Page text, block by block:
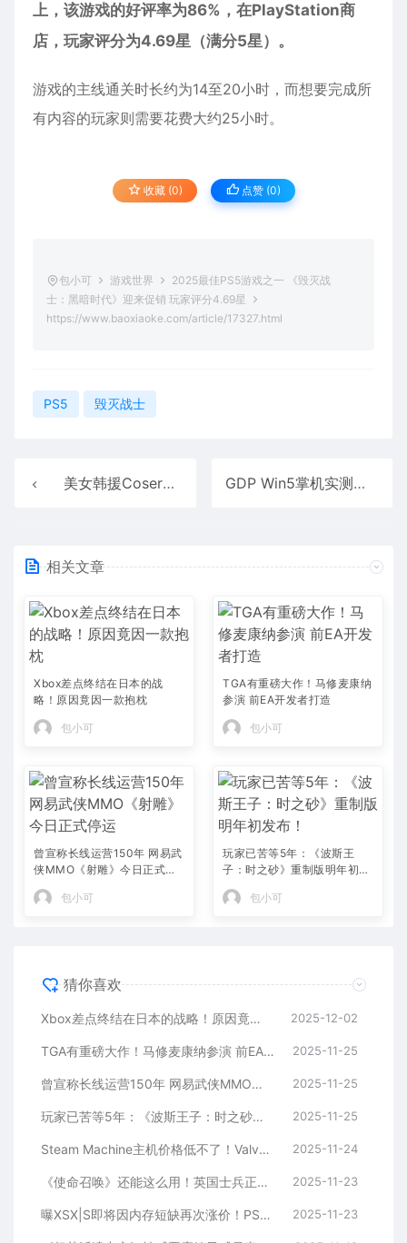
上，该游戏的好评率为86%，在PlayStation商
店，玩家评分为4.69星（满分5星）。
游戏的主线通关时长约为14至20小时，而想要完成所
有内容的玩家则需要花费大约25小时。
收藏 (0) 点赞 (0)
包小可 游戏世界
2025最佳PS5游戏之一 《毁灭战
士：黑暗时代》迎来促销 玩家评分4.69星
https://www.baoxiaoke.com/article/17327.html
PS5 毁灭战士
美女韩援Coser澄清：B站号没被夺舍 CJ拍照是自愿的 GDP Win5掌机实测：锐龙AI Max+ 395 70W释放 性能比肩RTX 4060
相关文章
Xbox差点终结在日本的战
略！原因竟因一款抱枕
包小可
TGA有重磅大作！马修麦康纳
参演 前EA开发者打造
包小可
曾宣称长线运营150年 网易武
侠MMO《射雕》今日正式停
运
包小可
玩家已苦等5年：《波斯王
子：时之砂》重制版明年初发
布！
包小可
猜你喜欢
Xbox差点终结在日本的战略！原因竟因一款抱枕 2025-12-02
TGA有重磅大作！马修麦康纳参演 前EA开发者打造 2025-11-25
曾宣称长线运营150年 网易武侠MMO《射雕》今日正式停运 2025-11-25
玩家已苦等5年：《波斯王子：时之砂》重制版明年初发布！ 2025-11-25
Steam Machine主机价格低不了！Valve不会亏本补贴 2025-11-24
《使命召唤》还能这么用！英国士兵正使用电子游戏提升“战备水平” 2025-11-23
曝XSX|S即将因内存短缺再次涨价！PS5境况则好很多 2025-11-23